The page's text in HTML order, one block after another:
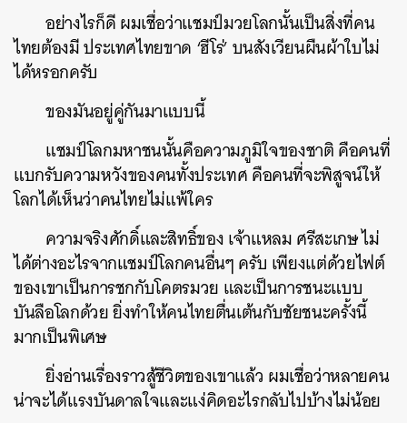
อย่างไรก็ดี ผมเชื่อว่าแชมป์มวยโลกนั้นเป็นสิ่งที่คน
ไทยต้องมี ประเทศไทยขาด ‘ฮีโร่’ บนสังเวียนผืนผ้าใบไม่
ได้หรอกครับ
ของมันอยู่คู่กันมาแบบนี้
แชมป์โลกมหาชนนั้นคือความภูมิใจของชาติ คือคนที่
แบกรับความหวังของคนทั้งประเทศ คือคนที่จะพิสูจน์ให้
โลกได้เห็นว่าคนไทยไม่แพ้ใคร
ความจริงศักดิ์และสิทธิ์ของ เจ้าแหลม ศรีสะเกษ ไม่
ได้ต่างอะไรจากแชมป์โลกคนอื่นๆ ครับ เพียงแต่ด้วยไฟต์
ของเขาเป็นการชกกับโคตรมวย และเป็นการชนะแบบ
บันลือโลกด้วย ยิ่งทำให้คนไทยตื่นเต้นกับชัยชนะครั้งนี้
มากเป็นพิเศษ
ยิ่งอ่านเรื่องราวสู้ชีวิตของเขาแล้ว ผมเชื่อว่าหลายคน
น่าจะได้แรงบันดาลใจและแง่คิดอะไรกลับไปบ้างไม่น้อย